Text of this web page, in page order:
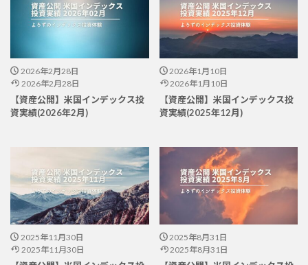
2026年2月28日
2026年2月28日
【資産公開】米国インデックス投
資実績(2026年2月)
2026年1月10日
2026年1月10日
【資産公開】米国インデックス投
資実績(2025年12月)
2025年11月30日
2025年11月30日
2025年8月31日
2025年8月31日